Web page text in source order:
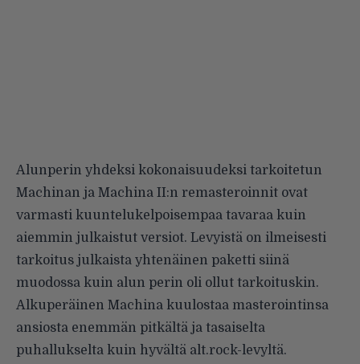
Alunperin yhdeksi kokonaisuudeksi tarkoitetun
Machinan ja Machina II:n remasteroinnit ovat
varmasti kuuntelukelpoisempaa tavaraa kuin
aiemmin julkaistut versiot. Levyistä on ilmeisesti
tarkoitus julkaista yhtenäinen paketti siinä
muodossa kuin alun perin oli ollut tarkoituskin.
Alkuperäinen Machina kuulostaa masterointinsa
ansiosta enemmän pitkältä ja tasaiselta
puhallukselta kuin hyvältä alt.rock-levyltä.